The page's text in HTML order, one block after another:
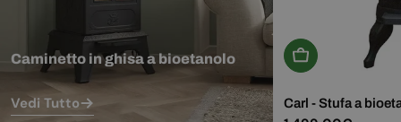
Caminetto in ghisa a bioetanolo
Vedi Tutto
Aggiungi Al
Carl - Stufa a